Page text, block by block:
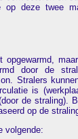
op deze twee
door de
Stralers
is
de straling).
op de
volgende: